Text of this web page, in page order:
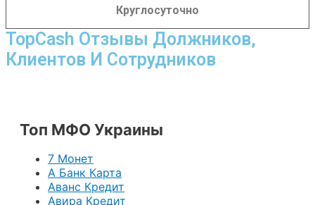
Круглосуточно
TopCash Отзывы Должников,
Клиентов И Сотрудников
Топ МФО Украины
7 Монет
А Банк Карта
Аванс Кредит
Авира Кредит